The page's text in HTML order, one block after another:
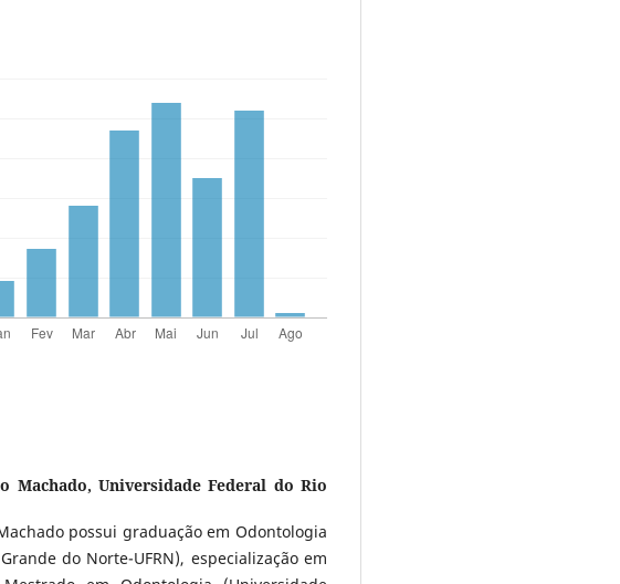
Machado, Universidade Federal do Rio
possui graduação em Odontologia
do Norte-UFRN), especialização em